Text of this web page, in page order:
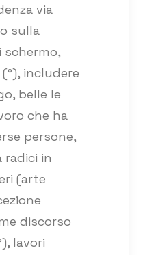
via
sulla
schermo,
includere
belle le
che ha
persone,
radici in
(arte
discorso
lavori